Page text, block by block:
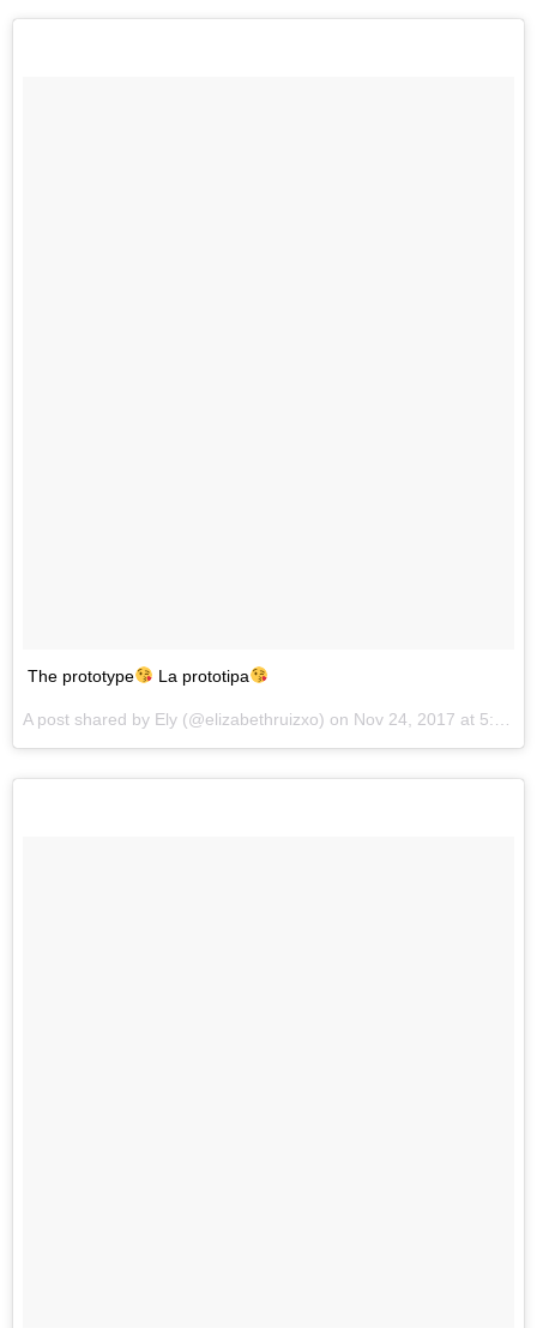
The prototype La prototipa
A post shared by Ely (@elizabethruizxo) on Nov 24, 2017 at 5:35pm PST